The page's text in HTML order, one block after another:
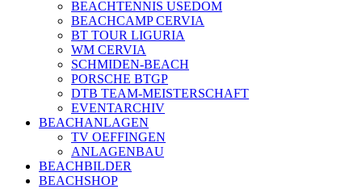
BEACHTENNIS USEDOM
BEACHCAMP CERVIA
BT TOUR LIGURIA
WM CERVIA
SCHMIDEN-BEACH
PORSCHE BTGP
DTB TEAM-MEISTERSCHAFT
EVENTARCHIV
BEACHANLAGEN
TV OEFFINGEN
ANLAGENBAU
BEACHBILDER
BEACHSHOP